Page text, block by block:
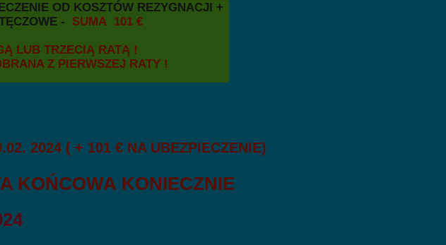
OD KOSZTÓW REZYGNACJI +
- SUMA 101 €
TRZECIĄ RATĄ !
Z PIERWSZEJ RATY !
2024 ( + 101 € NA UBEZPIECZENIE)
KOŃCOWA KONIECZNIE